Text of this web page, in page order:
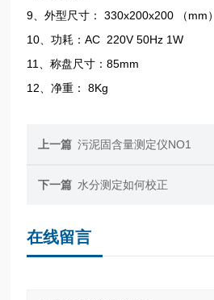
9、外型尺寸： 330x200x200 （mm）
10、功耗：AC 220V 50Hz 1W
11、称盘尺寸：85mm
12、净重： 8Kg
上一篇 污泥固含量测定仪NO1
下一篇 水分测定如何校正
在线留言